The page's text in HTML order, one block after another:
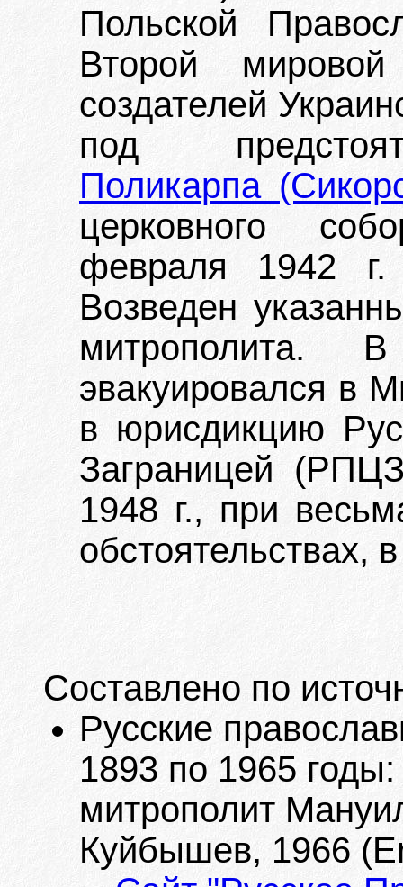
Польской
Второй
создателей
под
Поликарпа
церковного
февраля 1942
Возведен
эвакуировался в
в юрисдикцию
Заграницей
1948 г., при
обстоятельствах,
Составлено по
Русские
1893 по 1965
митрополит
Куйбышев, 1966